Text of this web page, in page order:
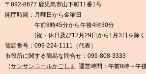
〒892-8677 鹿児島市山下町11番1号
開庁時間： 月曜日から金曜日
午前8時45分から午後4時30分
(祝・休日及び12月29日から1月3日を除
電話番号： 099-224-1111（代表）
市役所に関する簡易な問合せ： 099-808-3333
（サンサンコールかごしま 運営時間：午前8時～午